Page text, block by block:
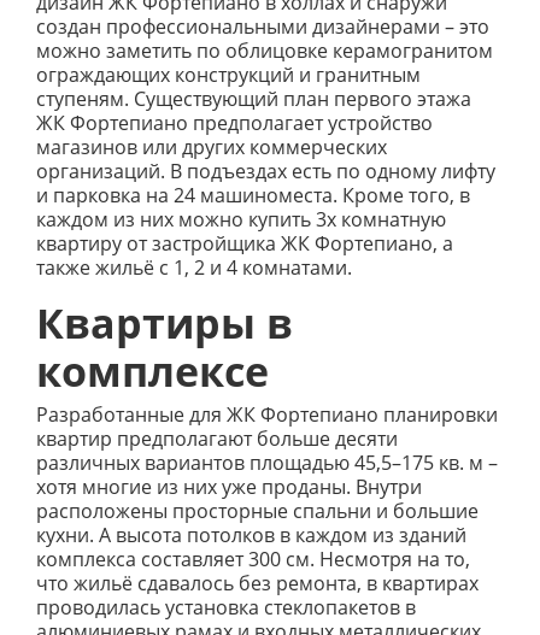
создан профессиональными дизайнерами – это
можно заметить по облицовке керамогранитом
ограждающих конструкций и гранитным
ступеням. Существующий план первого этажа
ЖК Фортепиано предполагает устройство
магазинов или других коммерческих
организаций. В подъездах есть по одному лифту
и парковка на 24 машиноместа. Кроме того, в
каждом из них можно купить 3х комнатную
квартиру от застройщика ЖК Фортепиано, а
также жильё с 1, 2 и 4 комнатами.
Квартиры в
комплексе
Разработанные для ЖК Фортепиано планировки
квартир предполагают больше десяти
различных вариантов площадью 45,5–175 кв. м –
хотя многие из них уже проданы. Внутри
расположены просторные спальни и большие
кухни. А высота потолков в каждом из зданий
комплекса составляет 300 см. Несмотря на то,
что жильё сдавалось без ремонта, в квартирах
проводилась установка стеклопакетов в